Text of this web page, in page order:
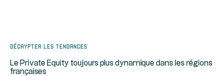
Décrypter les tendances
Le Private Equity toujours plus dynamique dans les régions
françaises